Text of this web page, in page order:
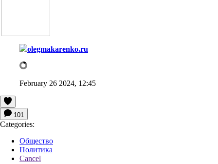
olegmakarenko.ru
February 26 2024, 12:45
101
Categories:
Общество
Политика
Cancel